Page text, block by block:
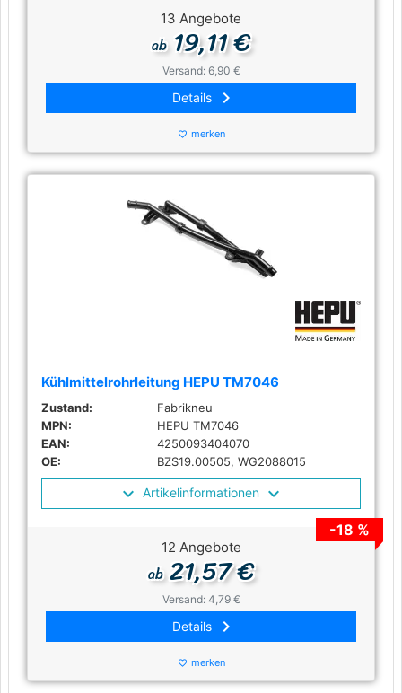
13 Angebote
ab19,11 €
Versand: 6,90 €
Details keyboard_arrow_right
favorite_border merken
Kühlmittelrohrleitung HEPU TM7046
Zustand:
Fabrikneu
MPN:
HEPU TM7046
EAN:
4250093404070
OE:
BZS19.00505, WG2088015
Artikelinformationen
-18 %
12 Angebote
ab21,57 €
Versand: 4,79 €
Details keyboard_arrow_right
favorite_border merken